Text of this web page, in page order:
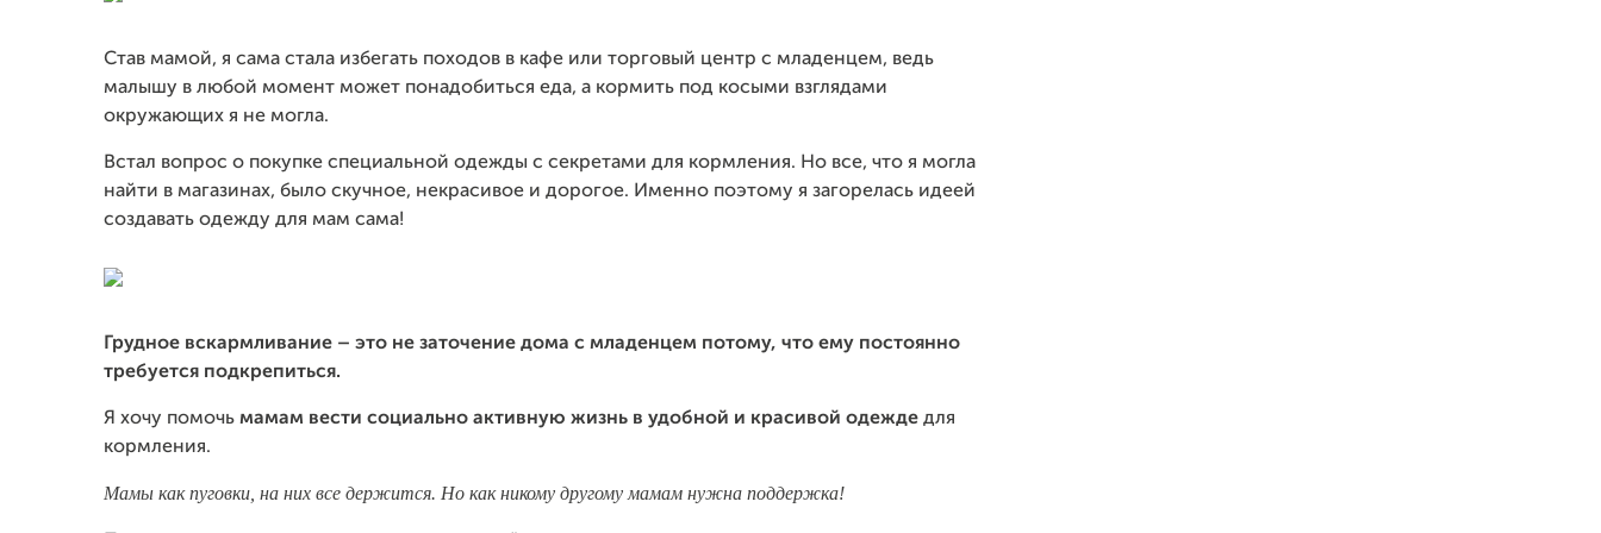
Став мамой, я сама стала избегать походов в кафе или торговый центр с младенцем, ведь
малышу в любой момент может понадобиться еда, а кормить под косыми взглядами
окружающих я не могла.
Встал вопрос о покупке специальной одежды с секретами для кормления. Но все, что я могла
найти в магазинах, было скучное, некрасивое и дорогое. Именно поэтому я загорелась идеей
создавать одежду для мам сама!
Грудное вскармливание – это не заточение дома с младенцем потому, что ему постоянно
требуется подкрепиться.
Я хочу помочь мамам вести социально активную жизнь в удобной и красивой одежде для
кормления.
Мамы как пуговки, на них все держится. Но как никому другому мамам нужна поддержка!